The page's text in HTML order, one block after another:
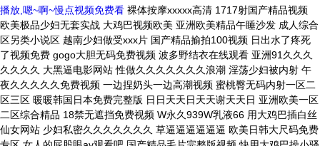
播放,嗯~啊~慢点视频免费看 裸体按摩xxxxx高清 1717射国产精品视频 欧美极品少妇无套实战 大鸡巴视频欧美 亚洲欧美精品午睡沙发 成人综合区另类小说区 越南少妇做受xxx片 国产精品揄拍100视频 日出水了疼死了视频免费 gogo大胆无码免费视频 波多野结衣在线观看 亚洲91久久久久久久久 大黑逼电影网站 性做久久久久久久久浪潮 淫荡少妇被内射 午夜久久久久久免费视频 一边捏奶头一边高潮视频 蜜桃臀无码内射一区二区三区 暖暖韩国日本免费完整版 日日天天日天天谢天天日 亚洲欧美一区二区综合精品 18禁无遮挡免费视频 W永久939W乳液66 用大鸡巴插白丝仙女网站 少妇私密久久久久久久久 草逼逼逼逼逼逼 欧美日韩大尺码免费专区 女人的屁股眼av观看吧 国产精品毛片完整版视频 快用大鸡巴操小骚穴视频 人人妻人人澡人人爽视频毒 a国产在线观看 成人a视频高清在线观看 一本一道久久综合狠狠躁 大鸡吧插小穴的网站免费 亚洲日韩国产一区二区 邻居的丰满人妻中文字幕 日本一区二区三区在线电影 五月天激情无碼av在线 男人叉女人视频 中文无码伦AV中文字幕 美女张开腿让男人插进去 国产精品123 深夜操逼逼网站 自拍欧美日韩 久久精品综合一区二区三区 亚洲美女高潮久久久久电影 国产一级毛片a午夜一级 99久久精品国产亚洲精品 国产又大又长又粗又硬免费 欧美成人精品3d动漫h 捅美女鸡鸡视频在线观看 一区视频二区视频三区视频 欧美一区二区三区视视频 羞羞大肉棒互插互舔网站 国产亚州欧美日韩一区二区 国产呦系列在线观看免费 无码专区 人妻系列 在线 亚洲丁香五月天缴情综合 japanesehd熟女熟妇伦 青娱乐在线观看免费视频 97热精品视频免费视频 国产挤奶水主播在线播放 欧美与黑人午夜性猛交久久久 算你色永久免费视频在线 日韩精品国产精品中文字幕 熟女大肥臀一区二区三区 欧美老熟妇性xxxxx 多人换着伦高H 黑人操浪逼视频30分钟 朋友销魂的人妻 日本免费一区二区三区高清视频 开心激情四房播播五月天 久久久亚洲欧洲日产国606 剃毛调教性奴468影视 看老太婆的黑逼 草逼逼逼逼逼逼 一区二区三区四区日韩精品 小泽玛利亚在线播放电影 精品久久久久久综合日本 亚洲性感美女男人的天堂 五十路六十路二十四小时 哦哦干死我,用力h视频 欧美综合视频一区二区三区 18禁大尺度无遮挡啪啪 国产精品美女极品爽视频 欧美成人一区二区三区 猛男干屁眼免费视频网站 久99久老司机精品视频 国产成人亚洲综合色婷婷 无码精品亚洲1页 寂寞熟妇风间ゆみ中文 亚洲欧美另类少妇精品i 欧美 大码 变态 另类 亚洲黄色小说免费在线观看 a级毛片免费观看在线 欧美性色xxxxbbbb 精品三级片影院 欧美人精品xo 欧美 丝袜 自拍 制服 另类 精品国产成人亚洲午夜福利 中文字幕久久久久久精品 在线观看国产一区二区三区 欧美日韩国产一区二区在线 爽爽爽爽爽啊啊爽爽在线 国产伦精区二区三区视频 最新国产av一区二区三区 欧美美女脱衣服搞鸡网站 91精品国产 一本大道大香蕉手机在线 51成人精品午夜福利av免费七 大鸡巴操小骚逼真实视频 精品你懂的视频在线网站 99re在线这里只有精品 逼好痒好多水啊啊啊视频 欧美插逼逼视频 自拍偷自拍亚洲精品播放 一本大道久久东京av 偷妻之寂寞难耐69分钟 99部国产精品免费观看 综合久久久久综合97色 嗯嗯,啊,插逼逼的视频 国产特级毛片aaaaaa毛片 WWW亚洲精品久久久乳 美女和人妖操屄那个视频 国产色欲色欲色www 91精品成人福利在线播放 99超碰中文字幕在线观看 你操我操综合网 人与兽黄色视频 欧美久久久久久久久久人妻 欧美一区二区三区在线电影 欧美牲av欧aa片 2019久久久男人天堂 中文字幕无码av东京热 精品av无码国产一区二区 日本人妻久久久中文字幕 我想看真人真事操逼视频 日韩人妻无码精品一区二区三区 肛门瘙痒且有黄色分泌物 超碰caoporn97 亚洲电影在线播放一区二区 日本妈妈包臀裙诱惑入口 男女啪啪120秒试看免费 久久亚洲精品成人av无码网站 日本欧洲亚洲大胆色噜噜 日本丰满风骚巨乳美少妇 亚洲精品色婷婷久久久久久 精品一区二区三区长筒靴 亚洲欧美中文字幕第一页 少妇中文字幕乱码亚洲影视 欧美肥老大BBwBBW 欧美性爱中文字幕无线码 久久免费看少妇a级黄片 国产日韩欧美亚洲一级片 亚洲中文无码线在线观看 视频区图片区小说区国产 中文字幕乱码中文字av 三级黄色的网站在线观看 黑人大鸡巴爆操美女逼片 一区二区三区久久精品婷 亚洲AV鲁丝片在线观看 javaapp免费看 国产又粗又湿又爽的视频 欧美女人的肥淫 他一边含着奶一边弄视频 色一情一乱一区二区三区啪 日韩精品在线播放第一页 国产精品爽爽久久久久久 国产日韩精品欧美一区二区 日本熟妇XXⅩ浓密黑毛 久久久久久久久久久久在 欧美一级a高清视频免费 久久综合精品 男人将坤坤插入美女下体 大鸡巴操淫荡骚女人视频 蜜臀av一区二区三区人妻 天天综合亚洲色在线精品 国产乱色熟女一二三四区 午夜男女羞羞爽爽爽视频 熟女乱一区二区三区四区 国产日产韩国精品视频, 亚洲中文字幕无码爆乳av 久久久久亚洲AV佐山爱 美女扒开双腿被捅的视频 成熟妇女之区一区二区三 狠狠色婷婷久久一区二区 黑人大屌插进去 国产96在线 | 亚洲 欧美大片va欧美在线播放 久久久中文字幕 a片在线观看 精品国产一区二区一区二区 90岁老太婆操逼黄片子 校草被小混混下药扒衣服 女生让男生舔他坤的软件 女生吃男生坤巴 亚洲激情一区二区在线观看 岛aaaa级午夜福利片 一本大道久久东京热av 成h视频在线观看 亚洲爆乳无码精品aaa片蜜桃 欧美性黑人极hd另类 国产精品免费一区二区三区四区 男人的JJ插进女人的逼 cao死你国产在线观看 久久国产加勒比精品无码 亚洲88av涩涩涩色多多 黑黑丝美女被大吊艹高潮 国产成人无码AV色哟哟 欧洲美女逼逼网 精品久久久久精品免费网 丁香精品久久久久9999 奇米影视盒久久精品影视 中国特级黄一级**毛片 91丨九色丨国产熟女麻豆 某某电视剧在线观看全集免费播放 裸体舞蹈xxxx裸体视频 欧美一区二区三区3p黑人 狂操东北农村人妻三级片 丁香花在线视频完整版 大几吧射精视频 日本亚洲欧洲中文精品专 欧美成人性色XXⅩXX视频 欧美日韩精品人妻狠狠躁 av在线亚洲男人的天堂 √天堂8资源中文在线 欧美亚洲国产精品有字幕 给我放一个操大逼的黄片 人妻少妇精品久久久久久 被公多次侵犯致怀孕中文 久久婷综合五月天啪网夜 产国语一级特黄aa大片 欧美 成人 自拍 亚洲 少妇被粗大猛进进出出s小说 男人女人操的嗷嗷叫网站 国产不带套露脸在线观看 av漫画网站在线免费观看 入肉女人逼网站 久久看电影久久久久人妻 在线观看无码不av 久久青草国产电电影 久久久久久久久久久久久6 色综合久久88色综合天天 美腿丝袜视频 老汉色首页a∨亚洲图片 操亚洲骚逼网站 日韩精品国产精品中文字幕 女性的胸夹住男生的隐私 久久人妻x99a249 久久综合给合久久狠狠狠 又嫩又硬又黄又爽的视频 青山处处埋忠骨课文笔记 免费的操逼大全 国产综合精品99久久久久 大鸡巴搞我视频 欧美久久久精品一区二区 天天躁夜夜躁狠狠躁99 欧美孕妇孕交xxxxxxxxx 91啪国产视频 欧美日韩国产一区在线观看 av在线播放中文字幕巨 骑高大丰满女人操逼真爽 大鸡巴操骚逼视频啪啪啪 好紧好爽要喷了在线影院 被迫献身的人妻中文字幕 一区二区三区四区亚洲免费 亚洲国产精品网页久久月 伊人久久综合色 青娱乐青青草网 按摩棒调教美女视频白浆 奇米影视盒久久精品影视 亚洲精品国产精品欧美精品 国产精品一区二区三区观看 久9色无码精品国产av 大鸡吧视频免费 亚洲国产精品久久久久久6 操死我小逼逼网 无码成人片在线观看网址 精品精品亚洲高清a毛片 亚洲免费网站在线观看。 欧美折磨另类系列sm 老太xxxx下面毛茸茸 国产午夜精品一区理论片 国产成人av一区二区三 国产精品综合亚洲欧美在线 95超pron在线视频 久久久中文字幕 男男啪啪激烈高潮cc漫画免费 啊灬啊灬高潮来了…视频 亚洲一级特大黄 国产免费一区二区小视频 国产精品国产精品国产专区 男生和女生靠逼视频网站 欧美在线一区二区三区电影 欧美成人A猛片在线播放 亚洲Aⅴ午夜福利精品区 黑人furry暴操尻逼 午夜精品亚洲日日做天天做 久久婷婷国产综合精品青草 精品国内偷自产在线观看 草逼逼逼逼逼逼 日韩 欧美 亚洲 自拍 四虎亚洲精品无码 白丝内射www 男人大鸡巴造女人皮视屏 免费看白虎美女操逼软件 999这里只有精品视频 蜜芽忘忧草三区老狼大豆 打扑克又疼又叫亚洲啪啪 日本va欧美va精品发布 性感美女高跟叉穴被操逼 骚屄痒痒想长屌插屄视频 аⅴ天堂精品久久久久久 精品老司机免费观看在线 超级国产精品视频这里有 国产精品夜色视频一级区 久久久一区二区三区91 成人网站色多app下载 暖暖日本视频高清色呦呦 熟女大屁股一区二区免费 国产乱老熟女视频老熟hd 欧美性大战久久久久xxx 综合99综合久久久久久久 四虎久久久久久无码精品 日批视频高潮好爽大鸡巴 色噜噜国产精品一区二区 国产欧美一二区不卡视频 少妇高潮精品久久久久久 久久97久久97精品免视看 大力插女人的下面的网站 四虎亚洲精品无码 草窝骚逼好爽啊啊啊视频 日韩人妻无码精品一区二区三区 欧美日韩女电影在线播放 操逼视频进站口 算你色永久免费视频在线 中文无码一区二区三区在线观看 午夜性爽男人的天堂视频 欧美成人va免费大片视频 5566色网址全色色哟 亚洲精品一区二区玖玖爱 碟子卡了放不出来怎么办 亚洲男同打飞机射精视频 射进你的骚逼里免费观看 久青草无码视频在线观看 黄色网站看肏屄 五月爱婷婷综合AⅤ小说 日本丰满风骚巨乳美少妇 大屁股人妻一区二区av 亚洲综合久久一区二区三区 大黑鸡巴破处血淋淋视频 亚洲春色综合另类校园小说 人妻 丝袜 另类 久久 老熟女乱色一区二区三区 女人搞鸡免费AAA88 欧美激情黑白配 欧美日韩三级电影在线观看 女生让男生舔他坤的软件 波多野结衣无码高潮喷水 日本高清三级精品一区二区 久久国产高潮流白浆免费观看 国产黄色三级片在线观看 艹女生阴道视频在线观看 啊啊逼逼骚逼吊视频叉叉 欧美男同gay猛男免费 宝宝快插进来好舒服视频 帮我搜索中美日韩乱国产 大吊日无毛小逼 亚洲色成人网站www永久四虎 老师穿丝袜让我干逼视频 欧美 日韩 一区 自拍 大鸡吧使劲操我骚逼视频 99任你躁在线视频观看 骚女沉沦性奴求大鸡巴操 超碰日日依伊人 caoporen超碰在线 国产成人精品亚洲线观看 欧美日韩女电影在线播放 天天操天天日天天摸天爽 极品嫩模福利大尺度视频 变态另类久久变态变态 同房后阴道流黄色分泌物 久久精品无码一区二区小草 人人人妻人人爽欧美一区 韩国十八禁一区二区三区 久久精品伦理一区二区三区 欧美国产日本韩国一区二区 国产交换配乱婬视频蜜臀 奶湿摸爽呻吟视频WWW 五月天婷婷久久 久久久久久亚洲精品中文字幕 青青操在线国产视频观看 在线观看国产三级片视频 538av成人在线视频 国产黄潮黄免费在线观看 女人裸体直播的软件下载 女女唔啊啊啊啊奸淫视频 久久久精品中文字幕麻豆 嫩模被啪得呻吟不断水蜜蜜 日批视频大全1000部 久久精品亚洲熟女av蜜謦 免费无码国产v片在线观看 日韩av电影一区二区三区 中高熟无码一区二区三区 А√天堂WWW在线播放 想要大鸡巴 插死我视频 农村老熟妇乱子伦视频 亚洲国产精品成人五月天 肉体裸交137大胆摄影 东北老女人与大鸡巴视频 人妻视频中文字幕一二区 久久久亚洲欧洲日产国606 男生舔女生屁股免费网站 大鸡巴操小女人 国产盗摄国产盗摄视频在线 98在线视频噜噜噜国产 亚洲婷婷久久狠狠伊人影院 片黄a免费看 韩国AV片毛片成人观看 免费看欧美日韩特级黄片 成人精品国产ww机网站 国产一区二区三区仙踪林 成人影院欧美亚洲av在线 中韩美女毛片av一播放 波多野结衣永久免费视频 性暴力欧美猛交在线播放 国产又污又色又爽的网站 高潮来了 用力黄片入口 99re青娱乐自拍视频 欧美日韩一区二区三区影院 鸡巴大电话视频 人妻中出精品久久久一区二 艹比fuck艹女人日比 狠狠人妻久久久久久综合 国产久久免费精品一区二区 久久久综合日本 伊人久久亚洲婷婷综合久久 高清4人妻一区二区三区 久久久久久久久国久久久 淫乱老骚屄免费国语视频 波多野吉衣AⅤ无码一区 高清中文字幕男人的天堂 第28部分夫妇交换系列 黑人开嫩苞视频在线播放 把鸡鸡深入美女视频网站 超碰欧美精品人人做人人爱 性色AV片蜜臀 小美女嫩穴视频 人人妻人人玩人人澡人人爽 久久精品国产亚洲av三区 天天干天天射天天操 国产SUV排行榜前十名 色狠狠一区二区三区香蕉 小辣椒精品福利视频导航 国产伦一区二区三区色一情 国内精品久久人妻互换 韩国日本欧美一区二区视频 老熟女自摸扣逼流水视频 日本韩av无码中文字幕 欧美三级真做在线观看 欧美大鸡把抽插老逼视频 亚洲国产成人精品激情在线 嘿嘿射在线观看 成年片人免费视频 欧美猛少妇色xxxxx猛叫 日本亚洲色大成网站WW 精品国产亚洲一区二区麻豆 男生插女生骚穴被射网站 日本熟妇俱乐部xxxx 成年女人A毛片免费视频 一边捏奶头一边高潮视频 国产乱子伦农村xxxx 成人无遮挡黄漫漫画免费 国产精品第一页 亚洲精品9国产 Aⅴ色中文字幕无码首页 五十路六十路二十四小时 国产农村精品一级毛片视 av无码久久久久久不卡网站 日本精品一区二区三区四区 亚洲色大成网站www 国产成人av一区二区三 吃奶摸下的激烈视频免费国内 久久99中文字幕人妻 亚洲伊人青青草原在线观 绿奴国产区一区二区三区 男人j叉美女下面动态图 大尺度激烈床震视频大全 艹我小骚逼视频 国产精品久久久久精品三级 好紧好爽要喷了在线影院 屄在线免费观看 日本女主角图片操逼鸡巴 成年美女黄色搞鸡视频网站 浮力影院最新地址路线1 欧美精品高清一区二区灬 亚洲综合激情五月色一区 张筱雨人体337p人体 淫荡的骚逼欠操 理论片午午伦夜理片久久 啊~好大好长好舒服啊~ 国产一区欧美一区日韩一区 久久久久精品午夜福利 日本一区二区三区中文免费 永久免费的啪啪软件 丝袜美女操插入 苍井空性爱成人免费视频 久久99亚洲精品久久99果冻 大鸡巴插水蜜桃 av羞羞av漫画在线观看 国黄a三级三级三级看三级 亚洲中少妇久久中文字幕 暴操骚屄iAV 边啃奶头边躁狠狠躁A片 国产精品热久久高潮AV 日韩高清视频一区二区三区 3571色综合一区二区 国产精品亚洲综合制服日韩 国产又粗又黄又爽的视频 女人被打开小逼视频网站 高清中文字幕男人的天堂 大鸡巴一下子插到底儿啦 亚洲国产AV片在线观看 丰满老熟妇大尺度人体艺 男人扒开女人的屁股桶爽 九色在线porny张津瑜 欧美国产精品 一区二区 18精品久久久无码午夜福利 老女人有黄有骚视频vk 人妻精品一区二区在线影院 国产乱人伦AV海角社区 精品久久久久久无码人妻 国产精品香港三级在线电影 日本人妻电影中文一区二区 国产av不卡一区二区三区 逼痒想被操视频 美女裸全无遮挡免费视频 国产精品无码三级片视频 久久精品亚洲熟女av蜜謦 国产生活片播放 在线观看黄色黄色网站骚 久久精品国产品牌三级片 午夜国产狂喷潮在线观看 大吊日逼啊啊啊啊啊啊啊 午夜性爽男人的天堂视频 最爽爱爱高潮免费视频 午夜福利一区二区在线看 中文字幕精品亚洲一区 真实偷清晰对白在线视频 波多野吉衣AⅤ无码一区 少妇仑乱A毛片无码69 日韩大陆欧美精品视频区 大鸡巴肏穴视频 婷婷视频在线观看免费视频 插骚逼熟女的逼 午夜激情福利在线免费看 两口子交换真实刺激高潮 国产精品无码 久久AⅤ 超级极品国产精品剧情av 国产精品夜色视频一级区 抽插大胸 羞羞视频网站 日韩97精品一区二区三区 大奶子美女操逼 啊啊啊啊啊啊嗯嗯嗯视频 成人依依网站亚洲综合久 91免费视频高清在线观看 欧美大鸡吧肏大屄直播间 亚洲AV综合在线欧美网 操逼片小逼片日韩小逼片 精品午夜福利在线视在亚洲 操逼 裸体 国产 视频 亚洲日本欧美日韩高观看 日韩暖暖视频免费观看视频 精品老司机视频在线观看 大学生A级毛片免费视频 久久亚洲一区二区三区四区五区 久久久久成人精品无码 嗯啊好粗好多好湿h视频 亚洲婷婷久久久精品综合网 看肏屄毛片网站免费观看 无遮挡很爽很污很黄的女 国产精品久久久久久搜索 亚洲 欧洲 小说 自拍 日逼直接看视频 国产成人av一区二区三 美女不穿衣服视频骚网页 男女边吃奶边做边爱视频 欧美日本一本线在线观看 WWW内射国产在线观看 波多野百合在线播放一区 欧美一欧美一区二三区性 日韩无砖专区一中文字目 精品卡一卡二卡乱码高清 国产香蕉97超级碰碰碰 亚洲色综合狠狠综合区 在线欧美96… 鸡吧在快点 受了了网站 日本熟妇XXⅩ浓密黑毛 国产高清中文字幕日韩精品 日本动漫精品v毛片大全 自拍偷拍一区二区三区亚洲 免费又爽又大又高潮视频 在线播放韩a级无码片 漂亮少妇高潮大叫爽到喷 国模吧高清大胆女模摄影艺术 国产免费999在线视频 69视频在线免费观看一区 97超pen公开视频18 又粗又大又硬毛片免费看 久久香蕉国产线看观看猫av 人人看人人想人人爽 大屁股美女一区二区三区 久久东京热观看互动交流 少妇高潮惨叫久久久久久 最爽爱爱高潮免费视频 宅男噜噜噜66在线观看 欧美精品色一区二区三区 欧美久久精品一级c片片 久久国产情侣露脸精品 欧美日韩大肥逼 久久综合给合久97色 大屁股美女一区二区三区 超级极品国产精品剧情av 欧美日韩亚洲第一成人二区 搞逼视频在哪下 蜜乳一区二区三区亚洲国产 免费男人日女人 肛门瘙痒且有黄色分泌物 男人的天堂av2014 国产精品自拍一区在线观看 被强暴内射的美少妇人妻 亚洲欧美日本一区二区三区 久久久久无码精品国产a 亚洲中文字幕无码日韩 色偷偷偷偷爱爱爱爱视频 人妻含泪让粗大挺进在线 熟妇乱子伦视频在线播放 七色av电影网 中国一级特黄真人片久久 永久黄网站色视频免费下载 亚av日aⅴ无码电影 亚洲精品久久久久久久字幕 永久免费的啪啪软件 天天视频天天爽 亚洲国产另类久久久精品黑人 天天爽夜爽免费精品视频 97人妻天天爽夜夜爽二区 亚洲欧美激情精品一区二区 在线a人片免费观看不卡 亚洲精品国产品国语原创 国产精品久久亚洲7777 成人AV在线刺激免费看 白丝JK十八禁污污网站 国产av麻豆精品第一页 97资源国产精 国产av无码国产av毛片 日本妈妈包臀裙诱惑入口 午夜精彩视频在线观看免费 我要看中国高清大屌操逼 2021国内精品久久久久精免费 东京热 无码 正在播放 插逼爽免费视频 无码网站日韩成人a99 男人操女人操到爽的视频 日日摸夜夜爽夜夜爽国产 女生脱衣服干逼网站免费 国产精品综合亚洲欧美在线 白丝JK十八禁污污网站 我卡看大胸黄片视频吃奶 夭天干天天做天天免费看 日韩黄色av网站在线观看 男女大鸡巴腹肌性爱网站 亚洲精品国产精华液 无码专区 人妻系列 在线 欧美成人精品欧美一级私黄 男生操女生视频在线观看 国产精品国产精品免费成人 仙踪林久久久久久久999 国产精品久久久久69粉嫩 成521色情在线观看 国产理论av在线第一页 午夜无码无遮挡在线视频 日韩中文字幕无码中文字 国产农村精品一级毛片视 午夜福利亚洲专区欧美专区 胸喷奶水视频www网站 91丝袜足午夜福利网站 欧美国产日韩1区俺去了 中文成人无码精品久久久 曰本女人与狗牲ZOZO 日韩美女精品只有这里有 精品无码中文字幕不卡 世上最大屌啪啪 啊啊啊好疼黄片好大啊啊 嗯嗯啊嗯舔视频 欧美A黄黑人大又爽又黄 欧美性大战。久久久久久 久久综合精品 国内无遮码无码的免费av 产一级一片内射视频免费 国产精品久久久久久毛片 欧美猛少妇色xxxxx猛叫 色偷偷伊人大杳蕉综合网 人妻少妇看av偷人精品 国产一级AV片精品久久 成人做受120视频试看 老司机午夜精品在线观看 日本亚洲色大成网站WW 久久久久观看99水蜜桃 裸体美女被操的啊啊直叫 操美女明星BB在线视频 深夜18r影院 国产色av网站入口免费 久久热在线这里只有精品 大好硬好深好爽想要AV 视频嗯嗯啊啊哦在线麻豆 国产午夜福利不卡片在线 B站禁止转播404入口 十八禁啪啪污污网站免费 中文字幕精品无码亚洲字幕 男人插女人下边视频软件 啊啊啊啊啊操逼舒服视频 成人精品高清视频在线观看 嗯啊痛强制视频女性网站 特级毛片a片全部免费播 久久人人妻人人做人人爱 想要,好痒,插我,视频 成人亚洲精品一区二区三区 亚a∨无码天堂在线观看 乳奴调教榨乳器拘束机器 爽爽影院十八禁在线观看 久久老熟女一区二区蜜臀 国产精品久久久久久搜索 中出纯洁高中生在线观看 中国无码人妻丰满熟妇啪啪软件 粉嫩小泬图片国产20p 东京热一区二区免费视频 67194kk不卡欧美 我和岳疯狂做爰免费视频 亚洲一区二区精品在线观看 毛片在线看完整版免费看 老妇被操到高潮内射视频 伊人影院伊人网尤物视频 欧美大胆人体艺术图片 成人免费网站久久久樱花 天天躁日日躁狠狠躁一区 久久婷婷五月综合97色直播 免av在线观看网站 久久久久国产综合av天堂 一级黄片视频真人版操屄 激情综合五月丁香777 亚洲最大的中文字幕无码 91九色prony国产 精品欧洲av无码一区二区三区 九九久久精品免费观看 啊啊啊骚逼好痒乱伦视频 97人人澡人人爽人人模 国产av天堂亚洲国产av刚刚碰一 欧美三级不卡在线播放 九色影院看黄片 国内精品77777水潮 鸡巴大电话视频 男人捅女人鸡鸡在线视频 欧美日韩蜜臀精品综合网 被揉到高潮揉出奶水视频 日韩av他人妻中文字幕 国产黄色三级三级三级视频 91人妻人人澡人人爽人妻 国产三级韩国三级三级a级 国黄a三级三级三级看三级 国产精品一区二区传媒蜜臀 亚洲一级毛片在线观播放 操老太婆骚逼xxxxx 婷婷六月开心六月色六月 无码乱人伦中文视频在线观看 老汉肏女小视频 国产精品成人一区二区三 日本熟妇美熟bbw 日本大香蕉视频在线观看 东京热官网 2021全国产精品网站 裸体18禁污污久久网站 免费观看日b视频的网站 亚洲AV中文无码乱人伦 成年人免费视频一区二区 插曲视频免费高清观看在线播放 华语我的逼让你插的好爽 色欲AⅤ亚洲情无码AV 国产SUV排行榜前十名 国产成人无av在线播放 欧美日韩大尺度一区二区 av若妻中文字幕在线观看 操逼片小逼片日韩小逼片 欧美成人精品三级网站 国产乱肥老妇 色琪琪午夜理论官网影院 美国三级吃奶水电影在线 久久精品成人免费观97 在办公室被c到高潮小雪 中文文精品字幕一区二区 欧美日韩美女精品在线观看 日韩中文字幕亚洲一区二区 亚洲老妇乱伦肏逼的视频 内精品自线自拍1717 日韩美女黄色的av大片 日本一区二区三区高清不卡 大肉帮小穴视频 av中文字幕乱码在线看 国产午夜在线观看一片红 国产黄色视频 红桃视频免费成人观看喷水 欧洲亚洲精品久久久久 娇妻被几个黑了玩的惨叫 帅哥男女操网站 精品人妻久久久久九九九 亚洲性视频 亚洲av男人的天堂久久久 国产の无码专区 欧r级荡公乱妇在线观看 亚洲成人无码77777 亚洲大尺度在线观看视频 女生小穴一线天 成年女人a片免费视频 在线观看911国产精品 国产精品天天在线观看麻豆 拔萝卜在线视频免费观看 亚洲伊人青青草原在线观 大鸡巴操BB色免费视频 亚洲女同一区二区无线码 把乳夹乖乖戴上被迫调教 青青青免费网站在线观看 男人将女人操到喷射网站 亚洲性感美女男人的天堂 淫荡的少妇视频网站大全 大黑鸡巴操女人大黑逼操 日本浪琴比国内便宜多少 视频一区二区 国产精品 69式人妻视頻 少妇性l交大片 亚洲午夜无码久久久久 日韩男女操实插 超超碰淫淫淫淫淫淫国产 木下凛凛子中文字幕一区 少妇荡乳情欲办公室456视频 日本精品福利视频在线观看 九九热这里只有精品18 欧美逼逼操逼逼 艹女生阴道视频在线